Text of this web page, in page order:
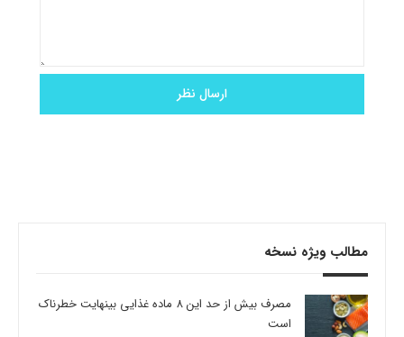
مطالب ویژه نسخه
مصرف بیش از حد این 8 ماده غذایی بینهایت خطرناک
است